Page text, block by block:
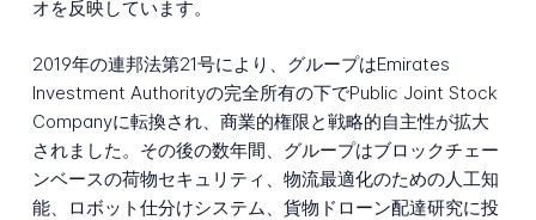
オを反映しています。
2019年の連邦法第21号により、グループはEmirates
Investment Authorityの完全所有の下でPublic Joint Stock
Companyに転換され、商業的権限と戦略的自主性が拡大
されました。その後の数年間、グループはブロックチェー
ンベースの荷物セキュリティ、物流最適化のための人工知
能、ロボット仕分けシステム、貨物ドローン配達研究に投